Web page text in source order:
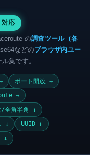
応
の調査ツール（各
などのブラウザ内ユー
集です。
ポート開放 →
→
/全角半角 ↓
↓
UUID ↓
↓